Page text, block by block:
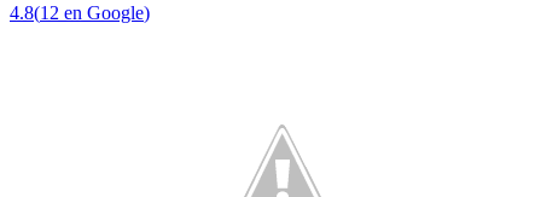
4.8(12 en Google)